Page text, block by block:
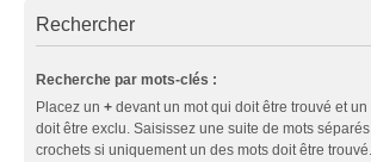
Rechercher
Recherche par mots-clés :
Placez un + devant un mot qui doit être trouvé et un
doit être exclu. Saisissez une suite de mots
crochets si uniquement un des mots doit être